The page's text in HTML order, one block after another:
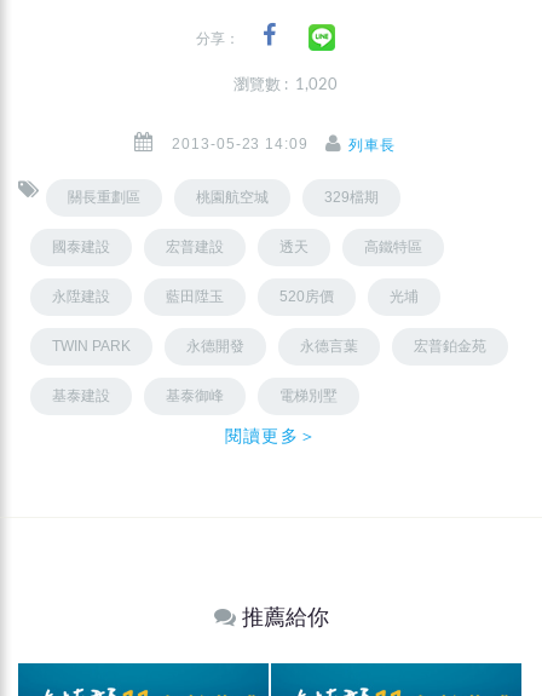
分享：
瀏覽數 : 1,020
2013-05-23 14:09 列車長
關長重劃區 桃園航空城 329檔期
國泰建設 宏普建設 透天 高鐵特區
永陞建設 藍田陞玉 520房價 光埔
TWIN PARK 永德開發 永德言葉 宏普鉑金苑
基泰建設 基泰御峰 電梯別墅
閱讀更多＞
推薦給你